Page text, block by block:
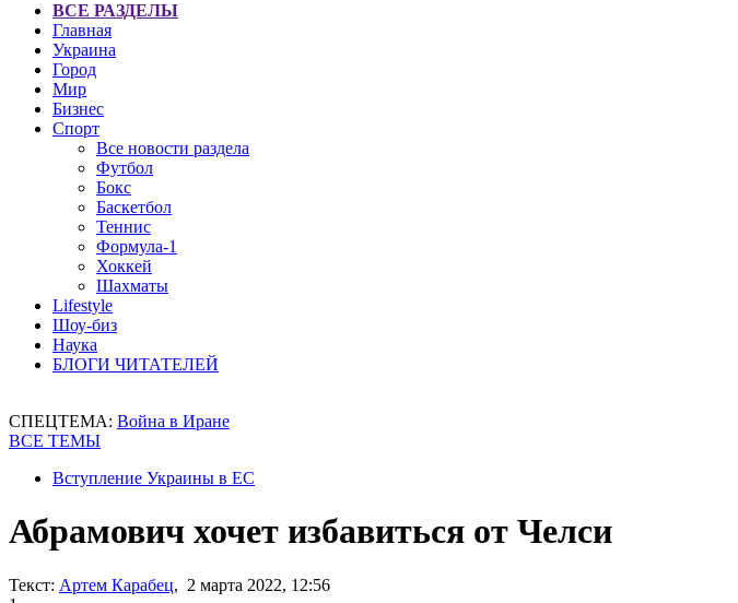
ВСЕ РАЗДЕЛЫ
Главная
Украина
Город
Мир
Бизнес
Спорт
Все новости раздела
Футбол
Бокс
Баскетбол
Теннис
Формула-1
Хоккей
Шахматы
Lifestyle
Шоу-биз
Наука
БЛОГИ ЧИТАТЕЛЕЙ
СПЕЦТЕМА: Война в Иране
ВСЕ ТЕМЫ
Вступление Украины в ЕС
Абрамович хочет избавиться от Челси
Текст: Артем Карабец, 2 марта 2022, 12:56